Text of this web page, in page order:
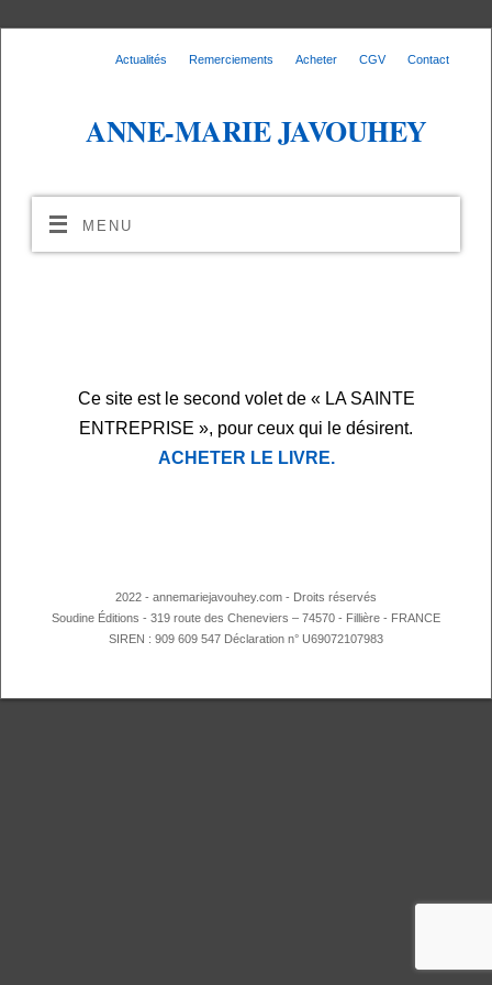
Actualités Remerciements Acheter CGV Contact
ANNE-MARIE JAVOUHEY
MENU
Ce site est le second volet de « LA SAINTE
ENTREPRISE », pour ceux qui le désirent.
ACHETER LE LIVRE.
2022 - annemariejavouhey.com - Droits réservés
Soudine Éditions - 319 route des Cheneviers – 74570 - Fillière - FRANCE
SIREN : 909 609 547 Déclaration n° U69072107983